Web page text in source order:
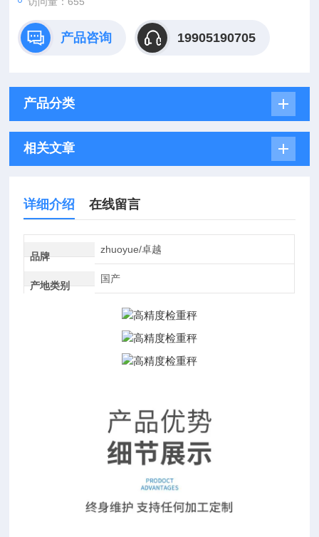
产品咨询 19905190705
产品分类
相关文章
详细介绍 在线留言
品牌
zhuoyue/卓越
产地类别
国产